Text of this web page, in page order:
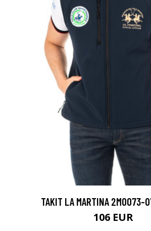
TAKIT LA MARTINA 2MO073-
106 EUR